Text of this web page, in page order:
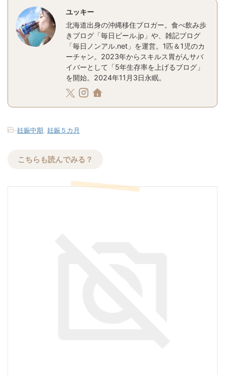
ユッキー
北海道出身の沖縄移住ブロガー。食べ飲み歩
きブログ「毎日ビール.jp」や、雑記ブログ
「毎日ノンアル.net」を運営。1匹＆1児のカ
ーチャン。2023年からスキルス胃がんサバ
イバーとして「5年生存率を上げるブログ」
を開始。2024年11月3日永眠。
-妊娠中期 妊娠５カ月
こちらも読んでみる？